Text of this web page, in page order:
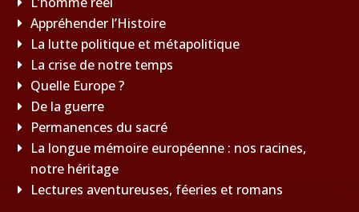
Appréhender l’Histoire
La lutte politique et métapolitique
La crise de notre temps
Quelle Europe ?
De la guerre
Permanences du sacré
La longue mémoire européenne : nos racines,
notre héritage
Lectures aventureuses, féeries et romans